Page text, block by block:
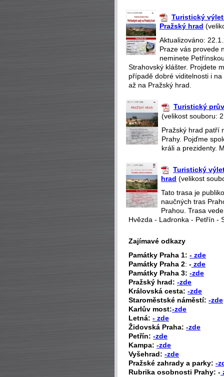
Turistický
Pražský hrad
Aktualizováno:
Praze vás provede
neminete
Strahovský klášter. Projdete
případě dobré viditelnosti i
až na Pražský hrad.
Turistický
(velikost souboru:
Pražský hrad patří
Prahy. Pojďme
králi a prezidenty.
Turistický
hrad (velikost
Tato trasa je
naučných tras
Prahou. Trasa
Hvězda - Ladronka - Petřín -
Zajímavé odkazy
Památky Praha 1: - zde
Památky Praha 2: - zde
Památky Praha 3: -zde
Pražský hrad: -zde
Královská cesta: -zde
Staroměstské náměstí: -zde
Karlův most:-zde
Letná: - zde
Židovská Praha: -zde
Petřín: -zde
Kampa: -zde
Vyšehrad: -zde
Pražské zahrady a parky: -
Rubrika osobnosti Prahy: -